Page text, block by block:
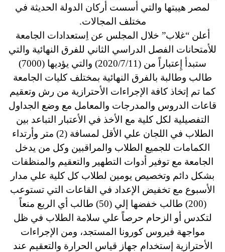
لمصر هيبتها والتي أسست أركان الدولة الحديثة في
مختلف المجالات.
أعلن “غلاب” خلال المجلس عن اِستعدادات الجامعة
للأمتحانات الفصل الدراسي الثاني للفرق النهائية والتي
ستبدأ إِعتباراً من (2020/7/11) والتي يؤديها (7000)
طالب وطالبة بالفرق النهائية بمختلف كليات الجامعة
كما تم إتخاذ كافة الإجراءات الأحترازية من رش وتعقيم
قاعات الدروس والمدرجات والمعامل مع وضع الجداول
التفصيلية لكل كلية مع الأخذ في الأعتبار التباعد بين
الطلاب في اللجان علي الأقل لمسافة (2) متر وأرتداء
الكمامات للجميع الطلاب والمراقبين وكل من يدخل
الجامعة مع توفير أدوات التطهير والتعقيم والمنظفات
بشكل دائم وتخصيص يومين لطلاب كل كلية علي مدار
الأسبوع مع تخفيض الإعداد في القاعات التي تستوعب
(200) طالب خفضها إلي (50) طالب أي الربع منعاً
لتكدس أو الزحام حرصاً علي سلامة الطلاب في ظل
مواجهة فيروس كورونا المستجد، ومن الإجراءات
الأحترازية إستخدام جهاز قياس الحرارة والتعقيم عند